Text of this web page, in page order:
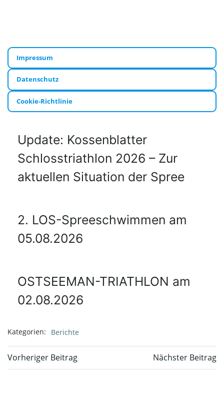
Impressum
Datenschutz
Cookie-Richtlinie
Update: Kossenblatter
Schlosstriathlon 2026 – Zur
aktuellen Situation der Spree
2. LOS-Spreeschwimmen am
05.08.2026
OSTSEEMAN-TRIATHLON am
02.08.2026
Kategorien: Berichte
Beitragsnavigation
Vorheriger Beitrag Nächster Beitrag